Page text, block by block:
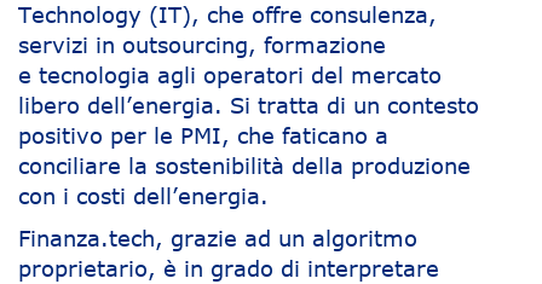
Technology (IT), che offre consulenza,
servizi in outsourcing, formazione
e tecnologia agli operatori del mercato
libero dell’energia. Si tratta di un contesto
positivo per le PMI, che faticano a
conciliare la sostenibilità della produzione
con i costi dell’energia.
Finanza.tech, grazie ad un algoritmo
proprietario, è in grado di interpretare